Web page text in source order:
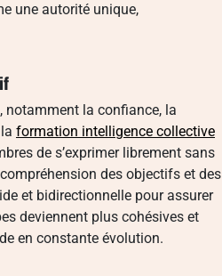
une autorité unique,
notamment la confiance, la
formation intelligence collective
de s’exprimer librement sans
des objectifs et des
et bidirectionnelle pour assurer
deviennent plus cohésives et
en constante évolution.